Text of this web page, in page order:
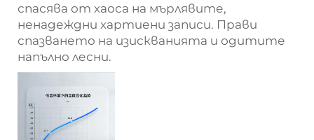
спасява от хаоса на мърлявите,
ненадеждни хартиени записи. Прави
спазването на изискванията и одитите
напълно лесни.